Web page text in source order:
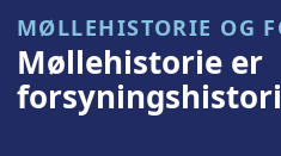
MØLLEHISTORIE OG
Møllehistorie er